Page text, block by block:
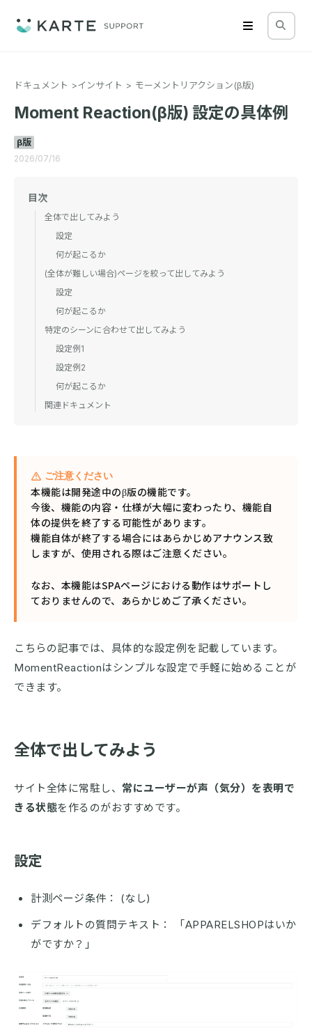
ドキュメント インサイト モーメントリアクション(β版)
Moment Reaction(β版) 設定の具体例
β版
2026/07/16
ご注意ください
本機能は開発途中のβ版の機能です。
今後、機能の内容・仕様が大幅に変わったり、機能自
体の提供を終了する可能性があります。
機能自体が終了する場合にはあらかじめアナウンス致
しますが、使用される際はご注意ください。
なお、本機能はSPAページにおける動作はサポートし
ておりませんので、あらかじめご了承ください。
こちらの記事では、具体的な設定例を記載しています。
MomentReactionはシンプルな設定で手軽に始めることが
できます。
全体で出してみよう
サイト全体に常駐し、 常にユーザーが声（気分）を表明で
きる状態を作るのがおすすめです。
設定
計測ページ条件： (なし)
デフォルトの質問テキスト： 「APPARELSHOPはいか
がですか？」
目次
全体で出してみよう
設定
何が起こるか
(全体が難しい場合)ページを絞って出してみよう
設定
何が起こるか
特定のシーンに合わせて出してみよう
設定例1
設定例2
何が起こるか
関連ドキュメント